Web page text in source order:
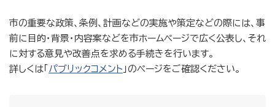
市の重要な政策、条例、計画などの実施や策定などの際には、事
前に目的・背景・内容案などを市ホームページで広く公表し、それ
に対する意見や改善点を求める手続きを行います。
詳しくは「 パブリックコメント 」のページをご確認ください。